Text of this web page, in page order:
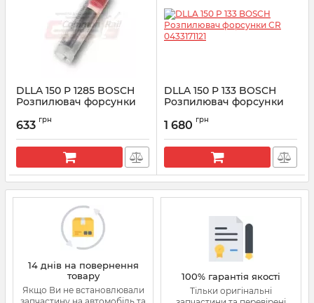
DLLA 150 P 1285 BOSCH
Розпилювач форсунки
Артикул:
633 грн
DLLA 150 P 133 BOSCH
Розпилювач форсунки
Артикул:
1 680 грн
14 днів на повернення
товару
Якщо Ви не встановлювали
100% гарантія якості
Тільки оригінальні